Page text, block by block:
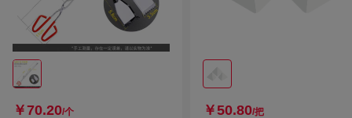
￥70.20/个 ￥50.80/把